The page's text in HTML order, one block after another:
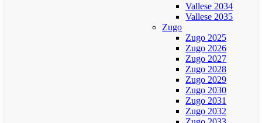
Vallese 2034
Vallese 2035
Zugo
Zugo 2025
Zugo 2026
Zugo 2027
Zugo 2028
Zugo 2029
Zugo 2030
Zugo 2031
Zugo 2032